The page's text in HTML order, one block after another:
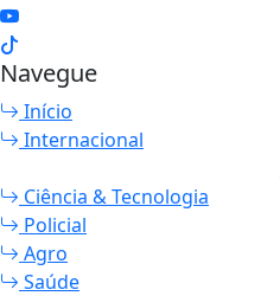
Navegue
Início
Internacional
Ciência & Tecnologia
Policial
Agro
Saúde